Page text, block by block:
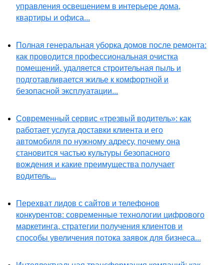
управления освещением в интерьере дома,
квартиры и офиса...
Полная генеральная уборка домов после ремонта:
как проводится профессиональная очистка
помещений, удаляется строительная пыль и
подготавливается жилье к комфортной и
безопасной эксплуатации...
Современный сервис «трезвый водитель»: как
работает услуга доставки клиента и его
автомобиля по нужному адресу, почему она
становится частью культуры безопасного
вождения и какие преимущества получает
водитель...
Перехват лидов с сайтов и телефонов
конкурентов: современные технологии цифрового
маркетинга, стратегии получения клиентов и
способы увеличения потока заявок для бизнеса...